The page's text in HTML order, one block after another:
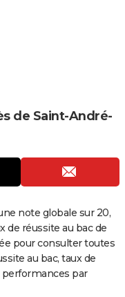
de Saint-André-
note globale sur 20,
de réussite au bac de
pour consulter toutes
au bac, taux de
par